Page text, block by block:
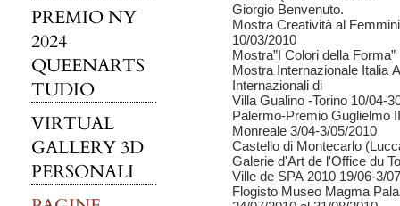
PREMIO NY
2024
QUEENARTS
TUDIO
VIRTUAL
GALLERY 3D
PERSONALI
Giorgio Benvenuto.
Mostra Creatività al
10/03/2010
Mostra”I Colori della
Mostra Internazionale Italia
Internazionali di
Villa Gualino -Torino 10/04-
Palermo-Premio Guglielmo
Monreale 3/04-3/05/2010
Castello di Montecarlo
Galerie d'Art de l'Office du
Ville de SPA 2010 19/06-3/
Flogisto Museo Magma